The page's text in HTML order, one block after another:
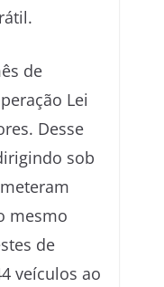
de
Lei
Desse
sob
mesmo
de
veículos ao